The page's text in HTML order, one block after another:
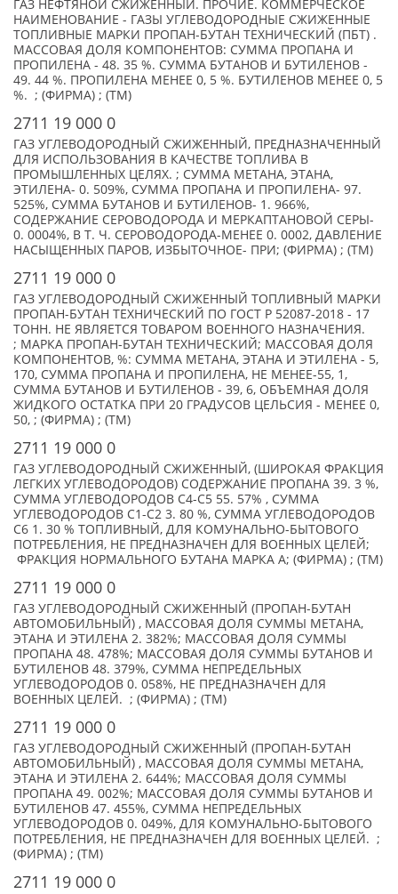
ГАЗ НЕФТЯНОЙ СЖИЖЕННЫЙ. ПРОЧИЕ. КОММЕРЧЕСКОЕ
НАИМЕНОВАНИЕ - ГАЗЫ УГЛЕВОДОРОДНЫЕ СЖИЖЕННЫЕ
ТОПЛИВНЫЕ МАРКИ ПРОПАН-БУТАН ТЕХНИЧЕСКИЙ (ПБТ) .
МАССОВАЯ ДОЛЯ КОМПОНЕНТОВ: СУММА ПРОПАНА И
ПРОПИЛЕНА - 48. 35 %. СУММА БУТАНОВ И БУТИЛЕНОВ -
49. 44 %. ПРОПИЛЕНА МЕНЕЕ 0, 5 %. БУТИЛЕНОВ МЕНЕЕ 0, 5
%. ; (ФИРМА) ; (TM)
2711 19 000 0
ГАЗ УГЛЕВОДОРОДНЫЙ СЖИЖЕННЫЙ, ПРЕДНАЗНАЧЕННЫЙ
ДЛЯ ИСПОЛЬЗОВАНИЯ В КАЧЕСТВЕ ТОПЛИВА В
ПРОМЫШЛЕННЫХ ЦЕЛЯХ. ; СУММА МЕТАНА, ЭТАНА,
ЭТИЛЕНА- 0. 509%, СУММА ПРОПАНА И ПРОПИЛЕНА- 97.
525%, СУММА БУТАНОВ И БУТИЛЕНОВ- 1. 966%,
СОДЕРЖАНИЕ СЕРОВОДОРОДА И МЕРКАПТАНОВОЙ СЕРЫ-
0. 0004%, В Т. Ч. СЕРОВОДОРОДА-МЕНЕЕ 0. 0002, ДАВЛЕНИЕ
НАСЫЩЕННЫХ ПАРОВ, ИЗБЫТОЧНОЕ- ПРИ; (ФИРМА) ; (TM)
2711 19 000 0
ГАЗ УГЛЕВОДОРОДНЫЙ СЖИЖЕННЫЙ ТОПЛИВНЫЙ МАРКИ
ПРОПАН-БУТАН ТЕХНИЧЕСКИЙ ПО ГОСТ Р 52087-2018 - 17
ТОНН. НЕ ЯВЛЯЕТСЯ ТОВАРОМ ВОЕННОГО НАЗНАЧЕНИЯ.
; МАРКА ПРОПАН-БУТАН ТЕХНИЧЕСКИЙ; МАССОВАЯ ДОЛЯ
КОМПОНЕНТОВ, %: СУММА МЕТАНА, ЭТАНА И ЭТИЛЕНА - 5,
170, СУММА ПРОПАНА И ПРОПИЛЕНА, НЕ МЕНЕЕ-55, 1,
СУММА БУТАНОВ И БУТИЛЕНОВ - 39, 6, ОБЪЕМНАЯ ДОЛЯ
ЖИДКОГО ОСТАТКА ПРИ 20 ГРАДУСОВ ЦЕЛЬСИЯ - МЕНЕЕ 0,
50, ; (ФИРМА) ; (TM)
2711 19 000 0
ГАЗ УГЛЕВОДОРОДНЫЙ СЖИЖЕННЫЙ, (ШИРОКАЯ ФРАКЦИЯ
ЛЕГКИХ УГЛЕВОДОРОДОВ) СОДЕРЖАНИЕ ПРОПАНА 39. 3 %,
СУММА УГЛЕВОДОРОДОВ С4-С5 55. 57% , СУММА
УГЛЕВОДОРОДОВ С1-С2 3. 80 %, СУММА УГЛЕВОДОРОДОВ
С6 1. 30 % ТОПЛИВНЫЙ, ДЛЯ КОМУНАЛЬНО-БЫТОВОГО
ПОТРЕБЛЕНИЯ, НЕ ПРЕДНАЗНАЧЕН ДЛЯ ВОЕННЫХ ЦЕЛЕЙ;
ФРАКЦИЯ НОРМАЛЬНОГО БУТАНА МАРКА А; (ФИРМА) ; (TM)
2711 19 000 0
ГАЗ УГЛЕВОДОРОДНЫЙ СЖИЖЕННЫЙ (ПРОПАН-БУТАН
АВТОМОБИЛЬНЫЙ) , МАССОВАЯ ДОЛЯ СУММЫ МЕТАНА,
ЭТАНА И ЭТИЛЕНА 2. 382%; МАССОВАЯ ДОЛЯ СУММЫ
ПРОПАНА 48. 478%; МАССОВАЯ ДОЛЯ СУММЫ БУТАНОВ И
БУТИЛЕНОВ 48. 379%, СУММА НЕПРЕДЕЛЬНЫХ
УГЛЕВОДОРОДОВ 0. 058%, НЕ ПРЕДНАЗНАЧЕН ДЛЯ
ВОЕННЫХ ЦЕЛЕЙ. ; (ФИРМА) ; (TM)
2711 19 000 0
ГАЗ УГЛЕВОДОРОДНЫЙ СЖИЖЕННЫЙ (ПРОПАН-БУТАН
АВТОМОБИЛЬНЫЙ) , МАССОВАЯ ДОЛЯ СУММЫ МЕТАНА,
ЭТАНА И ЭТИЛЕНА 2. 644%; МАССОВАЯ ДОЛЯ СУММЫ
ПРОПАНА 49. 002%; МАССОВАЯ ДОЛЯ СУММЫ БУТАНОВ И
БУТИЛЕНОВ 47. 455%, СУММА НЕПРЕДЕЛЬНЫХ
УГЛЕВОДОРОДОВ 0. 049%, ДЛЯ КОМУНАЛЬНО-БЫТОВОГО
ПОТРЕБЛЕНИЯ, НЕ ПРЕДНАЗНАЧЕН ДЛЯ ВОЕННЫХ ЦЕЛЕЙ. ;
(ФИРМА) ; (TM)
2711 19 000 0